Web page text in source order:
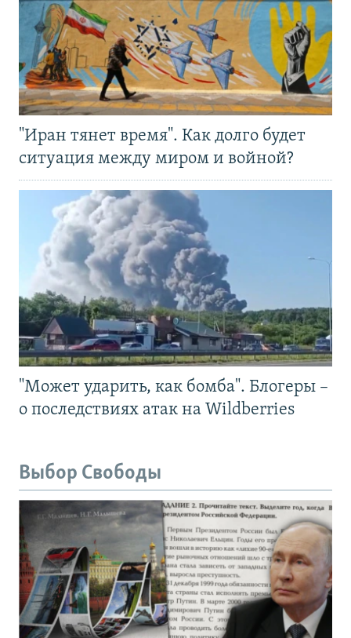
"Иран тянет время". Как долго будет
ситуация между миром и войной?
"Может ударить, как бомба". Блогеры –
о последствиях атак на Wildberries
Выбор Свободы